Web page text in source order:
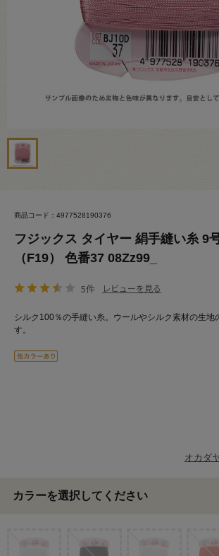
商品コード：4977528190376
フジックス タイヤー 絹手縫い糸 9
（F19） 色番37 08Zz99_
5件 レビューを見る
シルク100％の手縫い糸。ウールやシルク素材の生地
す。
オカダ
カラーを選択してください